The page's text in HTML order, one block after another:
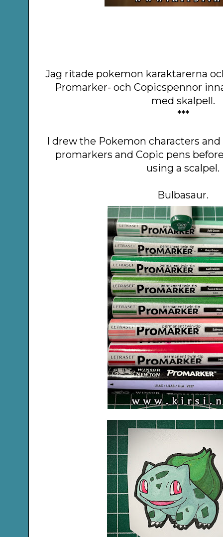
Jag ritade pokemon karaktärerna
Promarker- och Copicspennor
med skalpell.
***
I drew the Pokemon characters
promarkers and Copic pens
using a scalpel.
Bulbasaur.